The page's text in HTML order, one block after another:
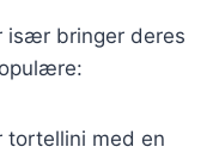
især bringer deres
tortellini med en